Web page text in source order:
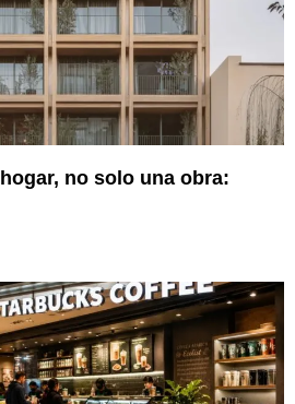
no solo una obra: